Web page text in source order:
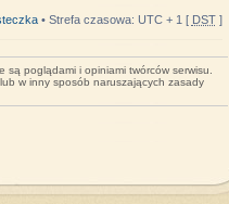
• Strefa czasowa: UTC + 1 [ DST]
poglądami i opiniami twórców serwisu.
w inny sposób naruszających zasady